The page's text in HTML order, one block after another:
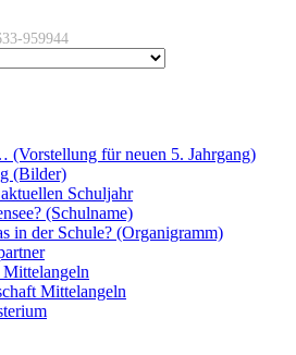
959944
für neuen 5. Jahrgang)
(Bilder)
Schuljahr
(Schulname)
in der Schule? (Organigramm)
Mittelangeln